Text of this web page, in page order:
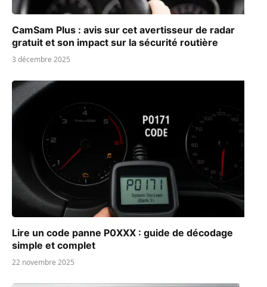
CamSam Plus : avis sur cet avertisseur de radar
gratuit et son impact sur la sécurité routière
3 décembre 2025
Lire un code panne P0XXX : guide de décodage
simple et complet
22 novembre 2025